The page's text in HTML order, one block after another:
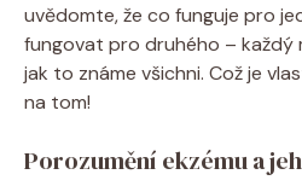
uvědomte, že co funguje pro
fungovat pro‌ druhého – ‍každý
jak to známe všichni. Což je
na tom!
Porozumění ekzému a⁤